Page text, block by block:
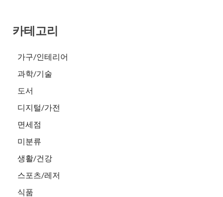
카테고리
가구/인테리어
과학/기술
도서
디지털/가전
면세점
미분류
생활/건강
스포츠/레저
식품